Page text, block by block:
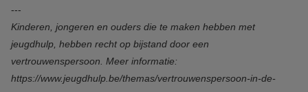
---
Kinderen, jongeren en ouders die te maken hebben met
jeugdhulp, hebben recht op bijstand door een
vertrouwenspersoon. Meer informatie:
https://www.jeugdhulp.be/themas/vertrouwenspersoon-in-de-